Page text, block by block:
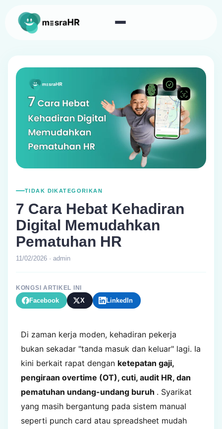
TIDAK DIKATEGORIKAN
7 Cara Hebat Kehadiran
Digital Memudahkan
Pematuhan HR
11/02/2026 · admin
KONGSI ARTIKEL INI
Facebook X LinkedIn
Di zaman kerja moden, kehadiran pekerja
bukan sekadar "tanda masuk dan keluar" lagi. Ia
kini berkait rapat dengan ketepatan gaji,
pengiraan overtime (OT), cuti, audit HR, dan
pematuhan undang-undang buruh . Syarikat
yang masih bergantung pada sistem manual
seperti punch card atau spreadsheet mudah